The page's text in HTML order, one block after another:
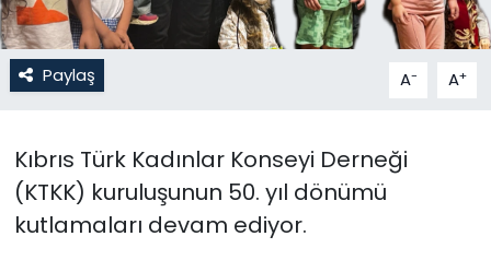
Paylaş A- A+
Kıbrıs Türk Kadınlar Konseyi Derneği
(KTKK) kuruluşunun 50. yıl dönümü
kutlamaları devam ediyor.
Magazin
Moda
Otomobil Dünyası
Politika